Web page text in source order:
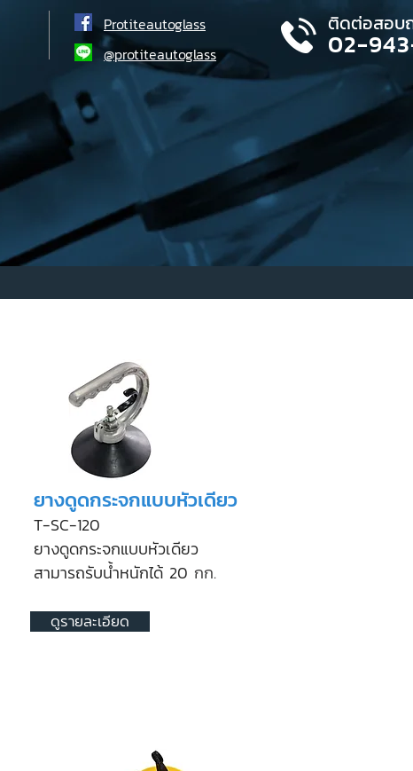
Protiteautoglass
@protiteautoglass
ติดต่อสอบ
02-
ยางดูดกระจกแบบหัวเดียว
T-SC-120
ยางดูดกระจกแบบหัวเดียว
สามารถรับน้ำหนักได้ 20 กก.
ดูรายละเอียด